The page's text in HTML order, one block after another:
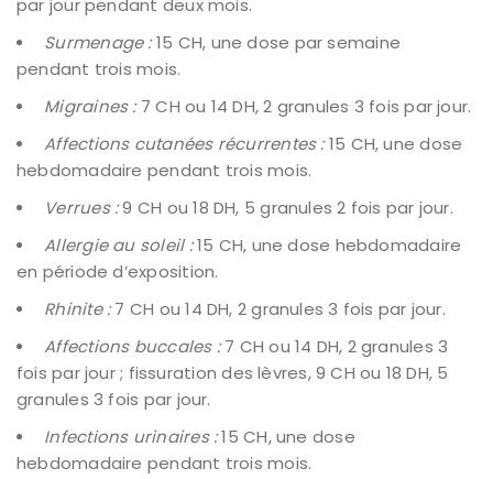
par jour pendant deux mois.
Surmenage :15 CH, une dose par semaine
pendant trois mois.
Migraines :7 CH ou 14 DH, 2 granules 3 fois par jour.
Affections cutanées récurrentes :15 CH, une dose
hebdomadaire pendant trois mois.
Verrues :9 CH ou 18 DH, 5 granules 2 fois par jour.
Allergie au soleil :15 CH, une dose hebdomadaire
en période d’exposition.
Rhinite :7 CH ou 14 DH, 2 granules 3 fois par jour.
Affections buccales :7 CH ou 14 DH, 2 granules 3
fois par jour ; fissuration des lèvres, 9 CH ou 18 DH, 5
granules 3 fois par jour.
Infections urinaires :15 CH, une dose
hebdomadaire pendant trois mois.